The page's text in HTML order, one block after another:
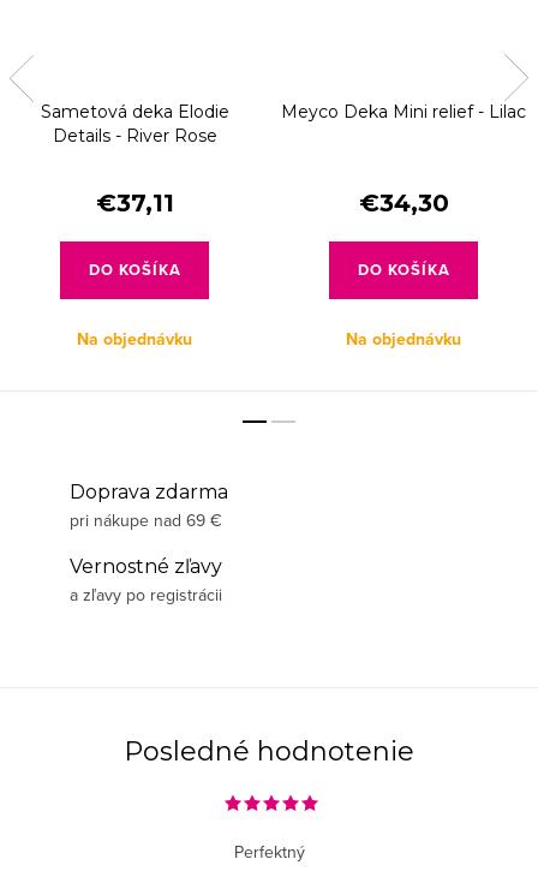
Sametová deka Elodie
Details - River Rose
€37,11
DO KOŠÍKA
Na objednávku
Meyco Deka Mini relief - Lilac
€34,30
DO KOŠÍKA
Na objednávku
Doprava zdarma
pri nákupe nad 69 €
Vernostné zľavy
a zľavy po registrácii
Posledné hodnotenie
Perfektný